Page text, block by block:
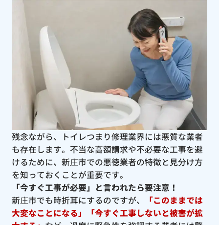
残念ながら、トイレつまり修理業界には悪質な業者
も存在します。不当な高額請求や不必要な工事を避
けるために、新庄市での悪徳業者の特徴と見分け方
を知っておくことが重要です。
「今すぐ工事が必要」と言われたら要注意！
新庄市でも時折耳にするのですが、
「このままでは
大変なことになる」「今すぐ工事しないと被害が拡